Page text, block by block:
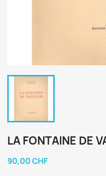
LA FONTAINE DE
90,00 CHF